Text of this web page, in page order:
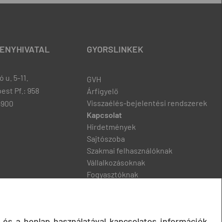
5-11.
Pf.: 958
GYORSLINKEK
GVH
Árfigyelő
Visszaélés-bejelentési rendszerek
Kapcsolat
Hirdetmények
Sajtószoba
Szakmai felhasználóknak
Vállalkozásoknak
Fogyasztóknak